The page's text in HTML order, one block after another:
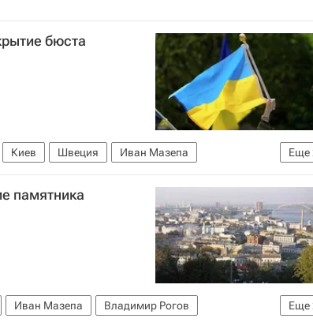
бюста
Еще
Киев Швеция
Иван Мазепа
церковь
памятника
Еще
Иван Мазепа
Владимир Рогов